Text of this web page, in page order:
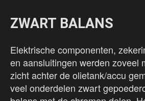
ZWART BALANS
Elektrische componenten,
en aansluitingen werden zoveel
zicht achter de olietank/accu
veel onderdelen zwart